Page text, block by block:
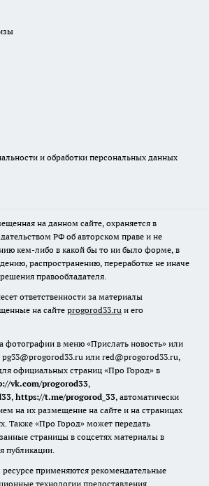
и обработки персональных данных
на данном сайте, охраняется в
РФ об авторском праве и не
кем-либо в какой бы то ни было форме, в
распространению, переработке не иначе
правообладателя.
ответственности за материалы
на сайте progorod33.ru и его
фотографии в меню «Прислать новость» или
pg33@progorod33.ru или red@progorod33.ru,
официальных страниц «Про Город» в
vk.com/progorod33,
, https://t.me/progorod_33, автоматически
на их размещение на сайте и на страницах
Также «Про Город» может передать
страницы в соцсетях материалы в
публикации.
применяются рекомендательные
технологии предоставления